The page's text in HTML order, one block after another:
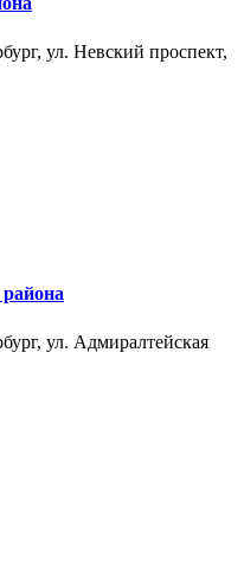
ул. Невский проспект,
ул. Адмиралтейская